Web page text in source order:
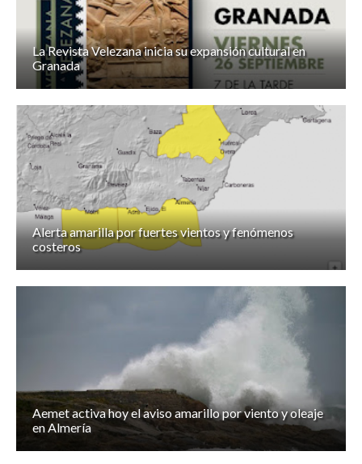
La Revista Velezana inicia su expansión cultural en
Granada
Alerta amarilla por fuertes vientos y fenómenos
costeros
Aemet activa hoy el aviso amarillo por viento y oleaje
en Almería